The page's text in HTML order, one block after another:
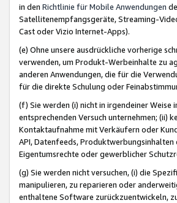
in den Richtlinie für Mobile Anwendungen
Satellitenempfangsgeräte, Streaming-
Cast oder Vizio Internet-Apps).
(e) Ohne unsere ausdrückliche vorherige
verwenden, um Produkt-Werbeinhalte zu
anderen Anwendungen, die für die
für die direkte Schulung oder
(f) Sie werden (i) nicht in irgendeiner
entsprechenden Versuch unternehmen;
Kontaktaufnahme mit Verkäufern oder
API, Datenfeeds,
Eigentumsrechte oder gewerblicher
(g) Sie werden nicht versuchen, (i) die
manipulieren, zu reparieren oder
enthaltene Software zurückzuentwickeln,